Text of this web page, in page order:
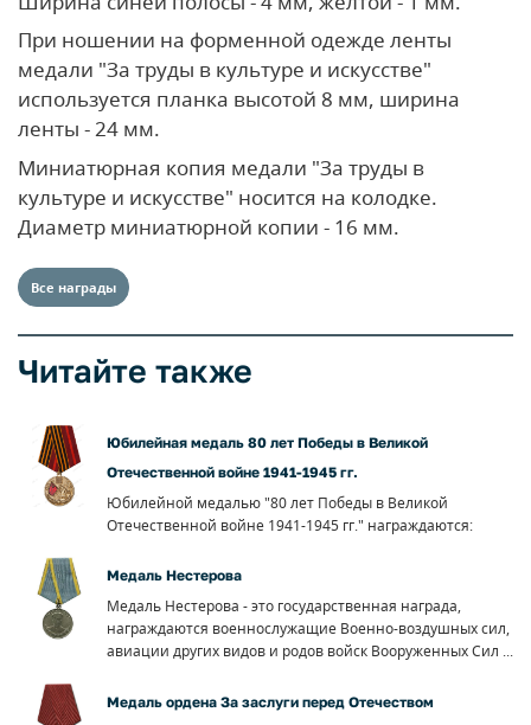
При ношении на форменной одежде ленты
медали "За труды в культуре и искусстве"
используется планка высотой 8 мм, ширина
ленты - 24 мм.
Миниатюрная копия медали "За труды в
культуре и искусстве" носится на колодке.
Диаметр миниатюрной копии - 16 мм.
Все награды
Читайте также
Юбилейная медаль 80 лет Победы в Великой
Отечественной войне 1941-1945 гг.
Юбилейной медалью "80 лет Победы в Великой
Отечественной войне 1941-1945 гг." награждаются:
Медаль Нестерова
Медаль Нестерова - это государственная награда,
награждаются военнослужащие Военно-воздушных сил,
авиации других видов и родов войск Вооруженных Сил ...
Медаль ордена За заслуги перед Отечеством